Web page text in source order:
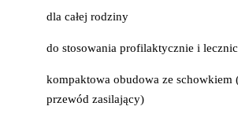
dla całej rodziny
do stosowania profilaktycznie i
kompaktowa obudowa ze schowkiem
przewód zasilający)